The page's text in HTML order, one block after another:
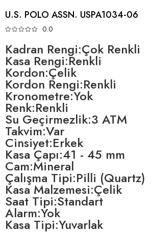
U.S. POLO ASSN. USPA1034-06
0.0
Kadran Rengi:Çok Renkli
Kasa Rengi:Renkli
Kordon:Çelik
Kordon Rengi:Renkli
Kronometre:Yok
Renk:Renkli
Su Geçirmezlik:3 ATM
Takvim:Var
Cinsiyet:Erkek
Kasa Çapı:41 - 45 mm
Cam:Mineral
Çalışma Tipi:Pilli (Quartz)
Kasa Malzemesi:Çelik
Saat Tipi:Standart
Alarm:Yok
Kasa Tipi:Yuvarlak